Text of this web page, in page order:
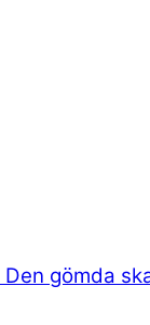
Den gömda